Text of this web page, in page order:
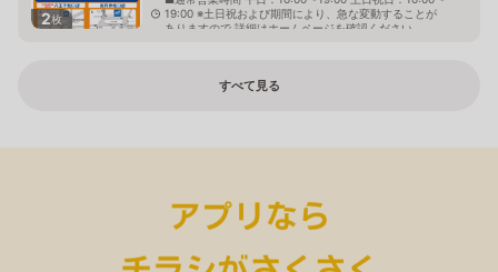
2枚
19:00 ※土日祝および期間により、急な変動することが
ありますので 詳細はホームページを確認ください
すべて見る